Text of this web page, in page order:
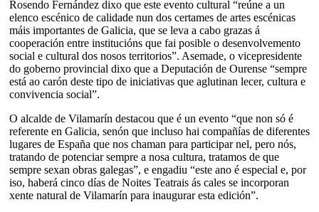
Rosendo Fernández dixo que este evento cultural “reúne a un
elenco escénico de calidade nun dos certames de artes escénicas
máis importantes de Galicia, que se leva a cabo grazas á
cooperación entre institucións que fai posible o desenvolvemento
social e cultural dos nosos territorios”. Asemade, o vicepresidente
do goberno provincial dixo que a Deputación de Ourense “sempre
está ao carón deste tipo de iniciativas que aglutinan lecer, cultura e
convivencia social”.
O alcalde de Vilamarín destacou que é un evento “que non só é
referente en Galicia, senón que incluso hai compañías de diferentes
lugares de España que nos chaman para participar nel, pero nós,
tratando de potenciar sempre a nosa cultura, tratamos de que
sempre sexan obras galegas”, e engadiu “este ano é especial e, por
iso, haberá cinco días de Noites Teatrais ás cales se incorporan
xente natural de Vilamarín para inaugurar esta edición”.